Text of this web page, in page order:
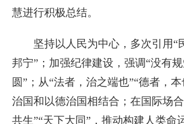
慧进行积极总结。
坚持以人民为中心，多次引用“
邦宁”；加强纪律建设，强调“没有
圆”；从“法者，治之端也”“德者，
治国和以德治国相结合；在国际场
共生”“天下大同”，推动构建人类